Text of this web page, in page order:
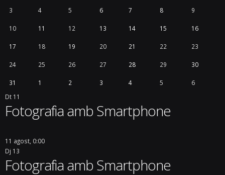
3 4 5 6 7 8 9
10 11 12 13 14 15 16
17 18 19 20 21 22 23
24 25 26 27 28 29 30
31 1 2 3 4 5
6
Dt 11
Fotografia amb Smartphone
11 agost, 0:00
Dj 13
Fotografia amb Smartphone